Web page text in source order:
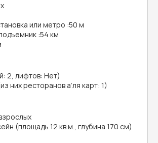
или метро :50 м
:54 км
2, лифтов: Нет)
них ресторанов а’ля карт: 1)
(площадь 12 кв.м., глубина 170 см)